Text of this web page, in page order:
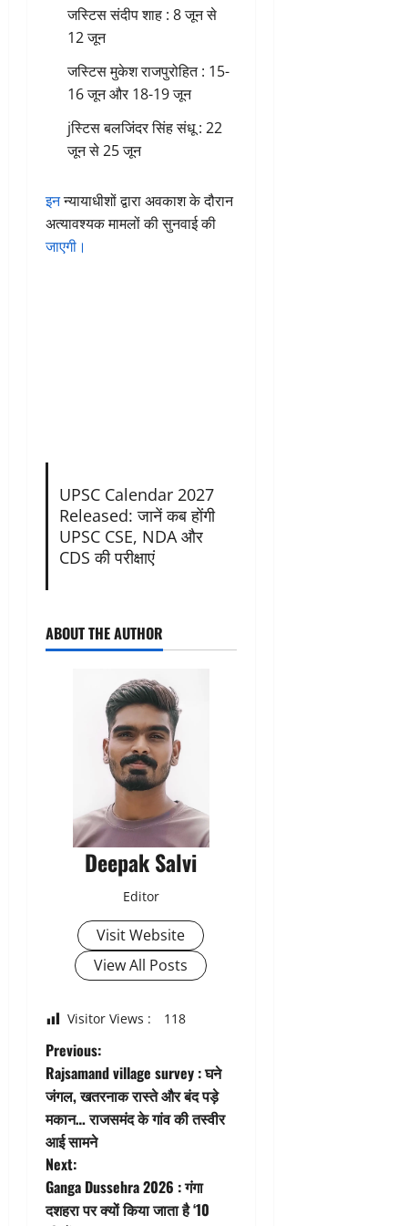
जस्टिस संदीप शाह : 8 जून से
12 जून
जस्टिस मुकेश राजपुरोहित : 15-
16 जून और 18-19 जून
jस्टिस बलजिंदर सिंह संधू : 22
जून से 25 जून
इनन्यायाधीशों द्वारा अवकाश के दौरान
अत्यावश्यक मामलों की सुनवाई की
जाएगी।
UPSC Calendar 2027
Released: जानें कब होंगी
UPSC CSE, NDA और
CDS की परीक्षाएं
ABOUT THE AUTHOR
Deepak Salvi
Editor
Visit Website
View All Posts
Visitor Views : 118
P
o
s
t
n
Previous:
Rajsamand village survey : घने
जंगल, खतरनाक रास्ते और बंद पड़े
मकान… राजसमंद के गांव की तस्वीर
आई सामने
Next:
Ganga Dussehra 2026 : गंगा
दशहरा पर क्यों किया जाता है ‘10